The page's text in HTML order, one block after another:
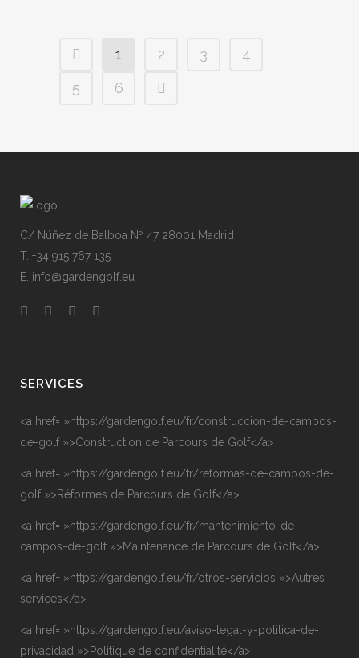
1 2 3
4
5
6
C/ Núñez de Balboa Nº 47 28001 Madrid
T. +34 915 767 135
E. info@gardengolf.eu
SERVICES
<a href= »https://gardengolf.eu/fr/construccion-de-campos-
de-golf »>Construction de Parcours de Golf</a>
<a href= »https://gardengolf.eu/fr/reformas-de-campos-de-
golf »>Réformes de Parcours de Golf</a>
<a href= »https://gardengolf.eu/fr/mantenimiento-de-
campos-de-golf »>Maintenance de Parcours de Golf</a>
<a href= »https://gardengolf.eu/fr/otros-servicios »>Autres
services</a>
<a href= »https://gardengolf.eu/aviso-legal-y-politica-de-
privacidad »>Politique de confidentialité</a>